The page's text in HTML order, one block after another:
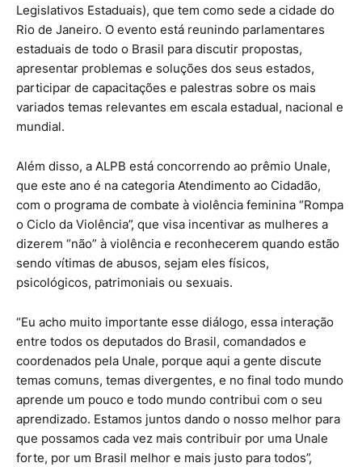
Legislativos Estaduais), que tem como sede a cidade do
Rio de Janeiro. O evento está reunindo parlamentares
estaduais de todo o Brasil para discutir propostas,
apresentar problemas e soluções dos seus estados,
participar de capacitações e palestras sobre os mais
variados temas relevantes em escala estadual, nacional e
mundial.
Além disso, a ALPB está concorrendo ao prêmio Unale,
que este ano é na categoria Atendimento ao Cidadão,
com o programa de combate à violência feminina “Rompa
o Ciclo da Violência”, que visa incentivar as mulheres a
dizerem “não” à violência e reconhecerem quando estão
sendo vítimas de abusos, sejam eles físicos,
psicológicos, patrimoniais ou sexuais.
“Eu acho muito importante esse diálogo, essa interação
entre todos os deputados do Brasil, comandados e
coordenados pela Unale, porque aqui a gente discute
temas comuns, temas divergentes, e no final todo mundo
aprende um pouco e todo mundo contribui com o seu
aprendizado. Estamos juntos dando o nosso melhor para
que possamos cada vez mais contribuir por uma Unale
forte, por um Brasil melhor e mais justo para todos”,